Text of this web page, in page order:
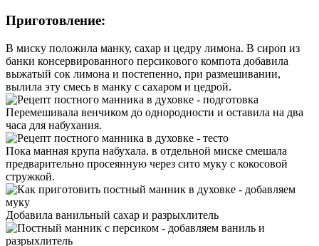
Приготовление:
В миску положила манку, сахар и цедру лимона. В сироп из
банки консервированного персикового компота добавила
выжатый сок лимона и постепенно, при размешивании,
вылила эту смесь в манку с сахаром и цедрой.
Перемешивала венчиком до однородности и оставила на два
часа для набухания.
Пока манная крупа набухала. в отдельной миске смешала
предварительно просеянную через сито муку с кокосовой
стружкой.
Добавила ванильный сахар и разрыхлитель